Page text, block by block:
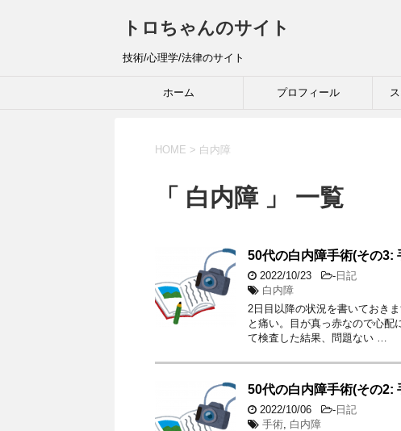
トロちゃんのサイト
技術/心理学/法律のサイト
ホーム プロフィール
HOME > 白内障
「 白内障 」 一覧
50代の白内障手術(その3:
2022/10/23 - 日記
白内障
2日目以降の状況を書いておき
と痛い。目が真っ赤なので心配
て検査した結果、問題ない …
50代の白内障手術(その2:
2022/10/06 - 日記
手術, 白内障